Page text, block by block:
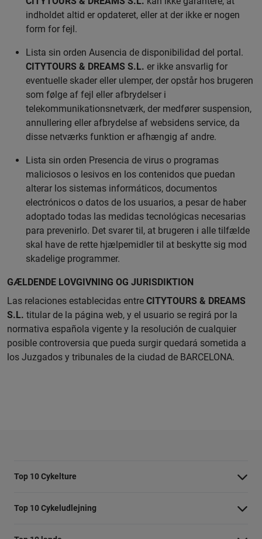
indholdet altid er opdateret, eller at der ikke er nogen
form for fejl.
Lista sin orden Ausencia de disponibilidad del portal.
CITYTOURS & DREAMS S.L. er ikke ansvarlig for
eventuelle skader eller ulemper, der opstår hos brugeren
som følge af fejl eller afbrydelser i
telekommunikationsnetværk, der medfører suspension,
annullering eller afbrydelse af websidens service, da
disse netværks funktion er afhængig af andre.
Lista sin orden Presencia de virus o programas
maliciosos o lesivos en los contenidos que puedan
alterar los sistemas informáticos, documentos
electrónicos o datos de los usuarios, a pesar de haber
adoptado todas las medidas tecnológicas necesarias
para prevenirlo. Det svarer til, at brugeren i alle tilfælde
skal have de rette hjælpemidler til at beskytte sig mod
skadelige programmer.
GÆLDENDE LOVGIVNING OG JURISDIKTION
Las relaciones establecidas entre CITYTOURS & DREAMS
S.L. titular de la página web, y el usuario se regirá por la
normativa española vigente y la resolución de cualquier
posible controversia que pueda surgir quedará sometida a
los Juzgados y tribunales de la ciudad de BARCELONA.
Top 10 Cykelture
Cykeltur i Barcelona: højdepunkterne
Top 10 Cykeludlejning
Barcelona Cykeludlejning